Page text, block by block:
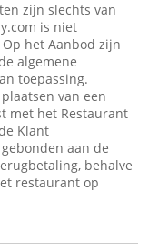
zijn slechts van
is niet
het Aanbod zijn
algemene
toepassing.
van een
met het Restaurant
Klant
aan de
behalve
restaurant op